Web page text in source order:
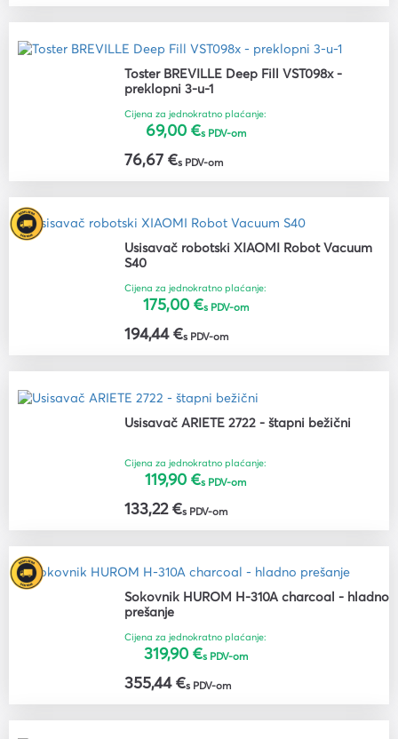
Toster BREVILLE Deep Fill VST098x -
preklopni 3-u-1
Cijena za jednokratno plaćanje:
69,00 €s PDV-om
76,67 €s PDV-om
Usisavač robotski XIAOMI Robot Vacuum
S40
Cijena za jednokratno plaćanje:
175,00 €s PDV-om
194,44 €s PDV-om
Usisavač ARIETE 2722 - štapni bežični
Cijena za jednokratno plaćanje:
119,90 €s PDV-om
133,22 €s PDV-om
Sokovnik HUROM H-310A charcoal - hladno
prešanje
Cijena za jednokratno plaćanje:
319,90 €s PDV-om
355,44 €s PDV-om